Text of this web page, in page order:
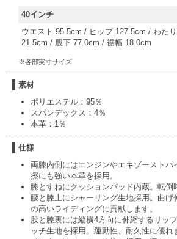
40インチ
ウエスト 95.5cm / ヒップ 127.5cm / わた
21.5cm / 股下 77.0cm / 裾幅 18.0cm
※各部実寸サイズ
素材
ポリエステル：95％
スパンデックス：4％
本革：1％
仕様
両膝内側にはエンジンやエキゾーストパ
擦にも強い本革を採用。
膝とすねにクッションパッド内蔵。転倒
腰と膝上にシャーリング生地採用。曲げ
の高いライディングに貢献します。
股と膝裏には縦横4方向に伸縮するリッ
ッチ生地を採用。運動性、耐久性に優れ